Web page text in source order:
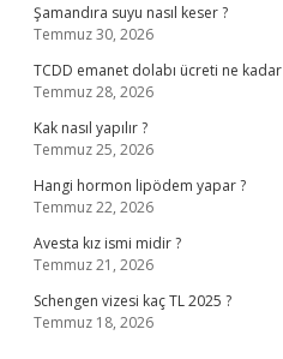
Şamandıra suyu nasıl keser ?
Temmuz 30, 2026
TCDD emanet dolabı ücreti ne kadar
Temmuz 28, 2026
Kak nasıl yapılır ?
Temmuz 25, 2026
Hangi hormon lipödem yapar ?
Temmuz 22, 2026
Avesta kız ismi midir ?
Temmuz 21, 2026
Schengen vizesi kaç TL 2025 ?
Temmuz 18, 2026